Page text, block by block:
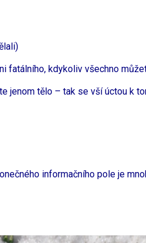
fatálního, kdykoliv všechno
jenom tělo – tak se vší úctou k
informačního pole je